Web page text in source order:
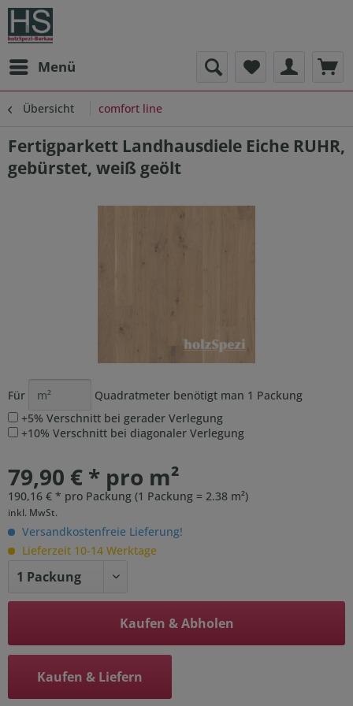
Menü
Übersicht comfort line
Fertigparkett Landhausdiele Eiche RUHR,
gebürstet, weiß geölt
Für Quadratmeter benötigt man 1 Packung
+5% Verschnitt bei gerader Verlegung
+10% Verschnitt bei diagonaler Verlegung
79,90 € * pro m²
190,16 € * pro Packung (1 Packung = 2.38 m²)
inkl. MwSt.
Versandkostenfreie Lieferung!
Lieferzeit 10-14 Werktage
Kaufen & Abholen
Kaufen & Liefern